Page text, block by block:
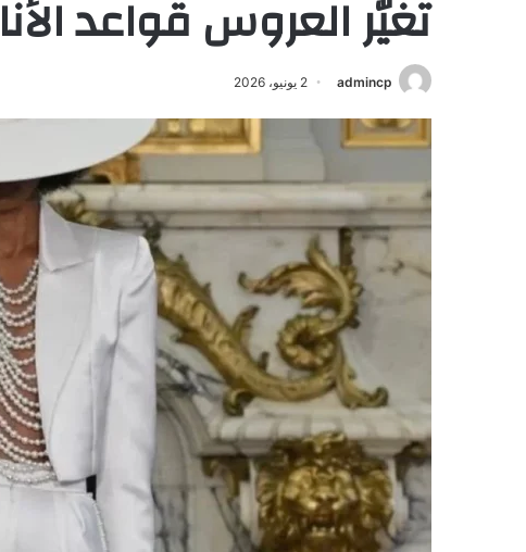
تغيّر العروس قواعد
admincp 2 يونيو، 2026